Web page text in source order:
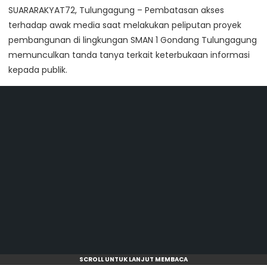
SUARARAKYAT72, Tulungagung – Pembatasan akses
terhadap awak media saat melakukan peliputan proyek
pembangunan di lingkungan SMAN 1 Gondang Tulungagung
memunculkan tanda tanya terkait keterbukaan informasi
kepada publik.
SCROLL UNTUK LANJUT MEMBACA